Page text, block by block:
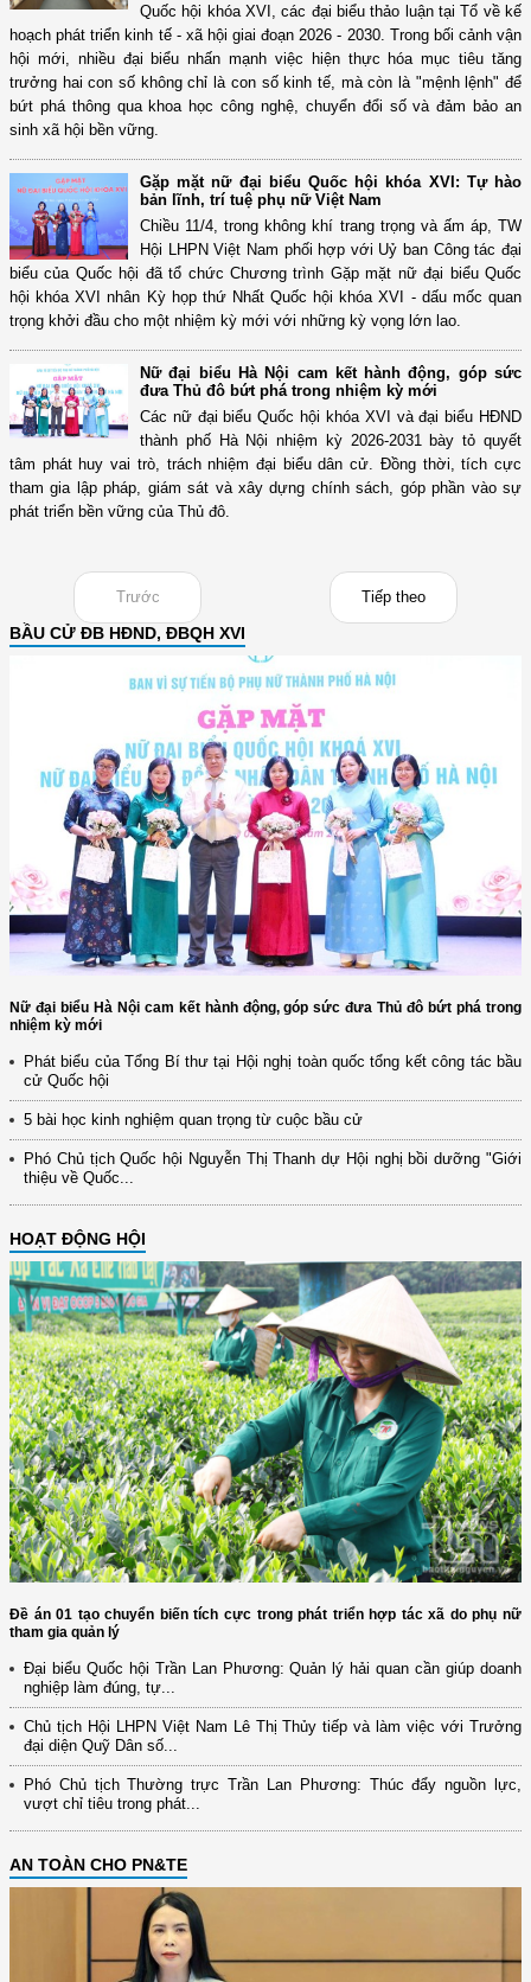
Quốc hội khóa XVI, các đại biểu thảo luận tại Tổ về kế
hoạch phát triển kinh tế - xã hội giai đoạn 2026 - 2030. Trong bối cảnh vận
hội mới, nhiều đại biểu nhấn mạnh việc hiện thực hóa mục tiêu tăng
trưởng hai con số không chỉ là con số kinh tế, mà còn là "mệnh lệnh" để
bứt phá thông qua khoa học công nghệ, chuyển đổi số và đảm bảo an
sinh xã hội bền vững.
Gặp mặt nữ đại biểu Quốc hội khóa XVI: Tự hào
bản lĩnh, trí tuệ phụ nữ Việt Nam
Chiều 11/4, trong không khí trang trọng và ấm áp, TW
Hội LHPN Việt Nam phối hợp với Uỷ ban Công tác đại
biểu của Quốc hội đã tổ chức Chương trình Gặp mặt nữ đại biểu Quốc
hội khóa XVI nhân Kỳ họp thứ Nhất Quốc hội khóa XVI - dấu mốc quan
trọng khởi đầu cho một nhiệm kỳ mới với những kỳ vọng lớn lao.
Nữ đại biểu Hà Nội cam kết hành động, góp sức
đưa Thủ đô bứt phá trong nhiệm kỳ mới
Các nữ đại biểu Quốc hội khóa XVI và đại biểu HĐND
thành phố Hà Nội nhiệm kỳ 2026-2031 bày tỏ quyết
tâm phát huy vai trò, trách nhiệm đại biểu dân cử. Đồng thời, tích cực
tham gia lập pháp, giám sát và xây dựng chính sách, góp phần vào sự
phát triển bền vững của Thủ đô.
Trước Tiếp theo
BẦU CỬ ĐB HĐND, ĐBQH XVI
Nữ đại biểu Hà Nội cam kết hành động, góp sức đưa Thủ đô bứt phá trong
nhiệm kỳ mới
Phát biểu của Tổng Bí thư tại Hội nghị toàn quốc tổng kết công tác bầu
cử Quốc hội
5 bài học kinh nghiệm quan trọng từ cuộc bầu cử
Phó Chủ tịch Quốc hội Nguyễn Thị Thanh dự Hội nghị bồi dưỡng "Giới
thiệu về Quốc...
HOẠT ĐỘNG HỘI
Đề án 01 tạo chuyển biến tích cực trong phát triển hợp tác xã do phụ nữ
tham gia quản lý
Đại biểu Quốc hội Trần Lan Phương: Quản lý hải quan cần giúp doanh
nghiệp làm đúng, tự...
Chủ tịch Hội LHPN Việt Nam Lê Thị Thủy tiếp và làm việc với Trưởng
đại diện Quỹ Dân số...
Phó Chủ tịch Thường trực Trần Lan Phương: Thúc đẩy nguồn lực,
vượt chỉ tiêu trong phát...
AN TOÀN CHO PN&TE